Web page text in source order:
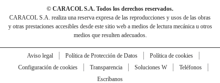
© CARACOL S.A. Todos los derechos reservados.
CARACOL S.A. realiza una reserva expresa de las reproducciones y usos de las obras
y otras prestaciones accesibles desde este sitio web a medios de lectura mecánica u otros
medios que resulten adecuados.
Aviso legal Política de Protección de Datos
Política de cookies
Configuración de cookies
Transparencia Soluciones W
Teléfonos
Escríbanos